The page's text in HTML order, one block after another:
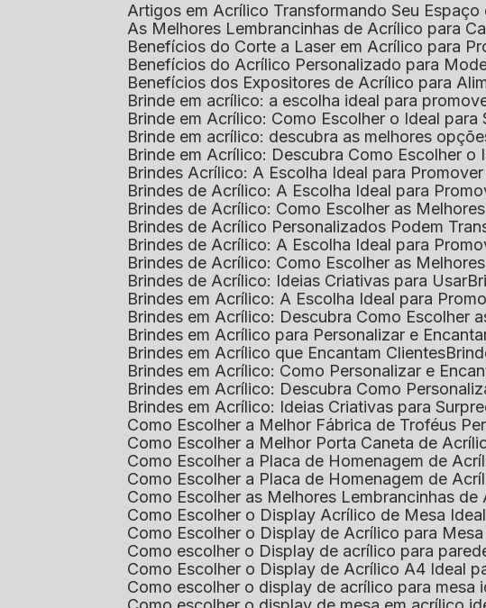
Artigos em Acrílico Transformando Seu
As Melhores Lembrancinhas de Acrílico para
Benefícios do Corte a Laser em Acrílico para
Benefícios do Acrílico Personalizado para
Benefícios dos Expositores de Acrílico para
Brinde em acrílico: a escolha ideal para
Brinde em Acrílico: Como Escolher o Ideal
Brinde em acrílico: descubra as melhores
Brinde em Acrílico: Descubra Como Escolher o
Brindes Acrílico: A Escolha Ideal para
Brindes de Acrílico: A Escolha Ideal para
Brindes de Acrílico: Como Escolher as
Brindes de Acrílico Personalizados Podem
Brindes de Acrílico: A Escolha Ideal para
Brindes de Acrílico: Como Escolher as
Brindes de Acrílico: Ideias Criativas para Usar
Brindes em Acrílico: A Escolha Ideal para
Brindes em Acrílico: Descubra Como Escolher
Brindes em Acrílico para Personalizar e
Brindes em Acrílico que Encantam Clientes
Brindes em Acrílico: Como Personalizar e
Brindes em Acrílico: Descubra Como
Brindes em Acrílico: Ideias Criativas para
Como Escolher a Melhor Fábrica de Troféus
Como Escolher a Melhor Porta Caneta de
Como Escolher a Placa de Homenagem de
Como Escolher a Placa de Homenagem de
Como Escolher as Melhores Lembrancinhas
Como Escolher o Display Acrílico de Mesa
Como Escolher o Display de Acrílico para
Como escolher o Display de acrílico para
Como Escolher o Display de Acrílico A4 Ideal
Como escolher o display de acrílico para